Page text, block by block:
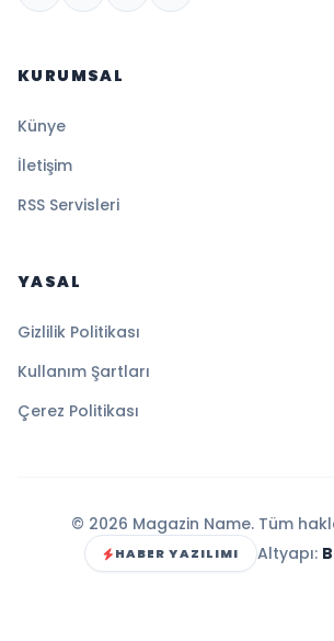
KURUMSAL
Künye
İletişim
RSS Servisleri
YASAL
Gizlilik Politikası
Kullanım Şartları
Çerez Politikası
© 2026 Magazin Name. Tüm
HABER YAZILIMI Altyapı: